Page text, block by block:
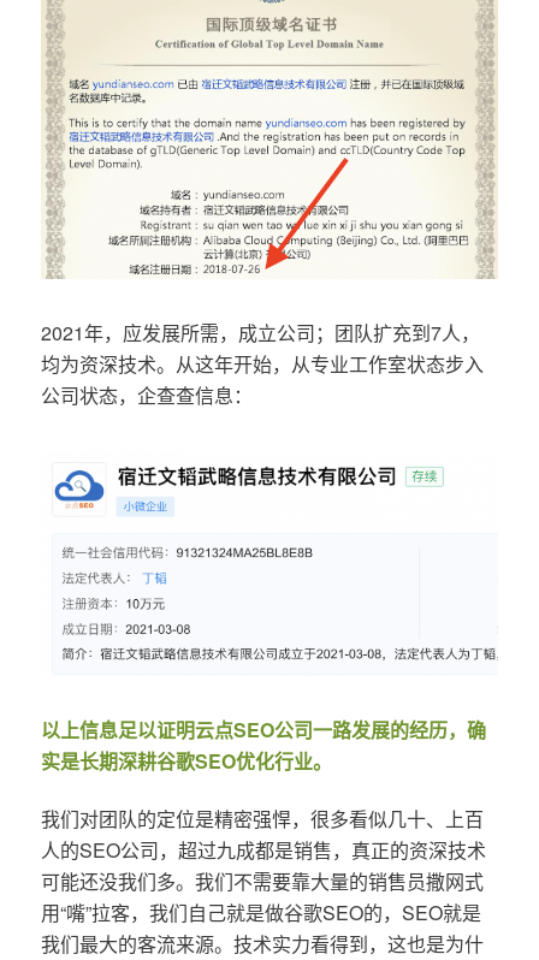
2021年，应发展所需，成立公司；团队扩充到7人，
均为资深技术。从这年开始，从专业工作室状态步入
公司状态，企查查信息：
以上信息足以证明云点SEO公司一路发展的经历，确
实是长期深耕谷歌SEO优化行业。
我们对团队的定位是精密强悍，很多看似几十、上百
人的SEO公司，超过九成都是销售，真正的资深技术
可能还没我们多。我们不需要靠大量的销售员撒网式
用“嘴”拉客，我们自己就是做谷歌SEO的，SEO就是
我们最大的客流来源。技术实力看得到，这也是为什